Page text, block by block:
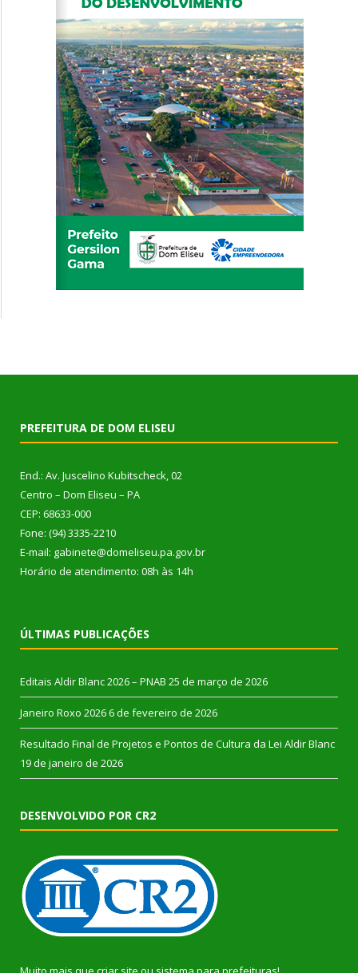
PREFEITURA DE DOM ELISEU
End.: Av. Juscelino Kubitscheck, 02
Centro – Dom Eliseu – PA
CEP: 68633-000
Fone: (94) 3335-2210
E-mail: gabinete@domeliseu.pa.gov.br
Horário de atendimento: 08h às 14h
ÚLTIMAS PUBLICAÇÕES
Editais Aldir Blanc 2026 – PNAB 25 de março de 2026
Janeiro Roxo 2026 6 de fevereiro de 2026
Resultado Final de Projetos e Pontos de Cultura da Lei Aldir Blanc
19 de janeiro de 2026
DESENVOLVIDO POR CR2